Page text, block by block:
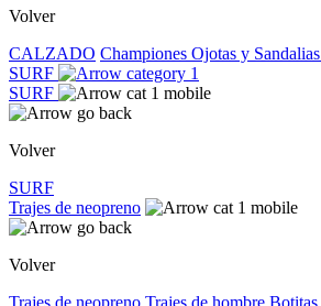
Volver
CALZADO Championes Ojotas y Sandalias
SURF
SURF
Volver
SURF
Trajes de neopreno
Volver
Trajes de neopreno Trajes de hombre Botitas